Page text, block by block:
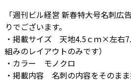
「週刊ビル経営 新春特大号名刺広
りでございます。
・掲載サイズ 天地4.5ｃｍ×左右
組みのレイアウトのみです）
・カラー モノクロ
・掲載内容 名刺の内容をそのま